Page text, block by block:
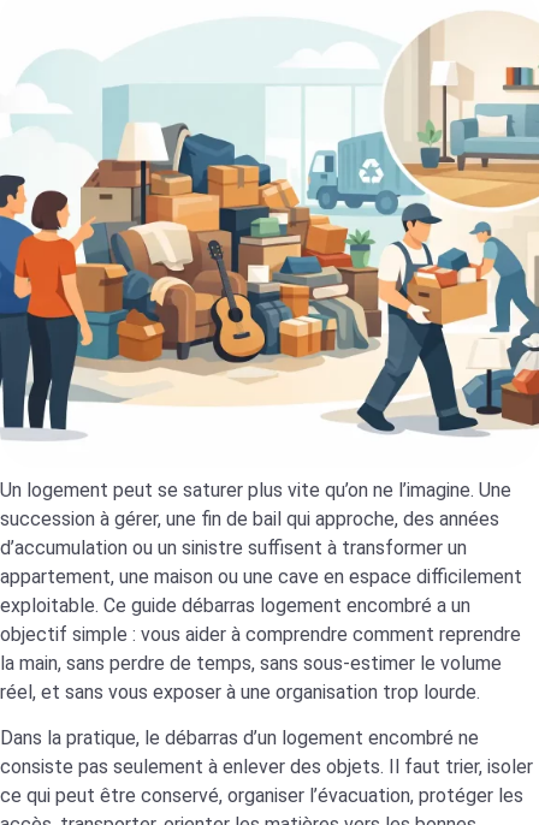
4:42 am
Un logement peut se saturer plus vite qu’on ne l’imagine. Une
succession à gérer, une fin de bail qui approche, des années
d’accumulation ou un sinistre suffisent à transformer un
appartement, une maison ou une cave en espace difficilement
exploitable. Ce guide débarras logement encombré a un
objectif simple : vous aider à comprendre comment reprendre
la main, sans perdre de temps, sans sous-estimer le volume
réel, et sans vous exposer à une organisation trop lourde.
Dans la pratique, le débarras d’un logement encombré ne
consiste pas seulement à enlever des objets. Il faut trier, isoler
ce qui peut être conservé, organiser l’évacuation, protéger les